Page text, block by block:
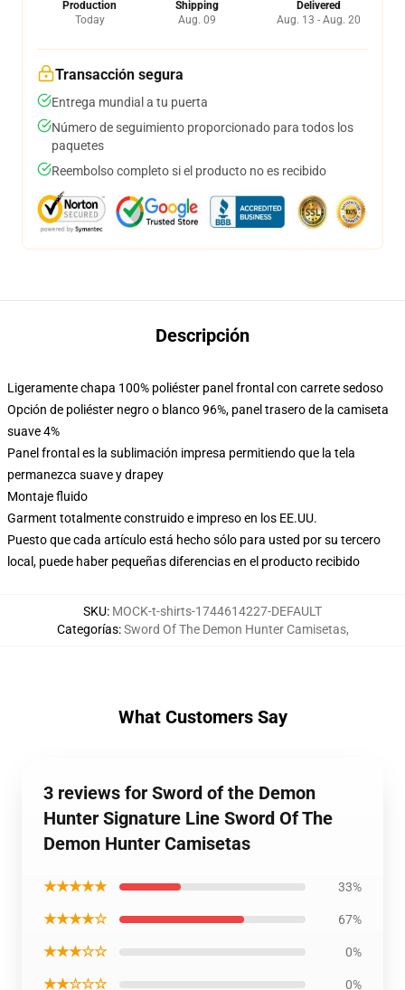
Production
Today
Shipping
Aug. 09
Delivered
Aug. 13 - Aug. 20
Transacción segura
Entrega mundial a tu puerta
Número de seguimiento proporcionado para todos los
paquetes
Reembolso completo si el producto no es recibido
Descripción
Ligeramente chapa 100% poliéster panel frontal con carrete sedoso
Opción de poliéster negro o blanco 96%, panel trasero de la camiseta
suave 4%
Panel frontal es la sublimación impresa permitiendo que la tela
permanezca suave y drapey
Montaje fluido
Garment totalmente construido e impreso en los EE.UU.
Puesto que cada artículo está hecho sólo para usted por su tercero
local, puede haber pequeñas diferencias en el producto recibido
SKU: MOCK-t-shirts-1744614227-DEFAULT
Categorías:Sword Of The Demon Hunter Camisetas,
What Customers Say
3 reviews for Sword of the Demon
Hunter Signature Line Sword Of The
Demon Hunter Camisetas
★★★★★ 33%
★★★★☆ 67%
★★★☆☆ 0%
★★☆☆☆ 0%